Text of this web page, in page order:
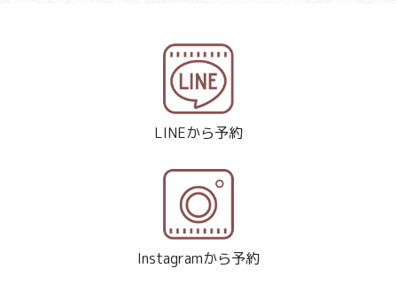
LINEから予約
Instagramから予約